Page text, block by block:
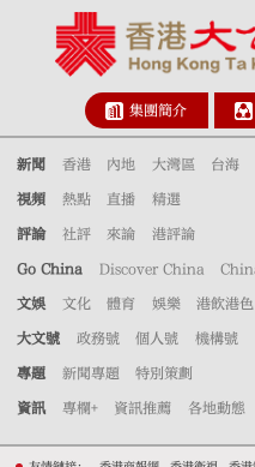
集團簡介
新聞 香港 內地 大灣區 台海
視頻 熱點 直播 精選
評論 社評 來論 港評論
Go China Discover China
文娛 文化 體育 娛樂 港飲港色
大文號 政務號 個人號 機構號
專題 新聞專題 特別策劃
資訊 專欄+ 資訊推薦 各地動態